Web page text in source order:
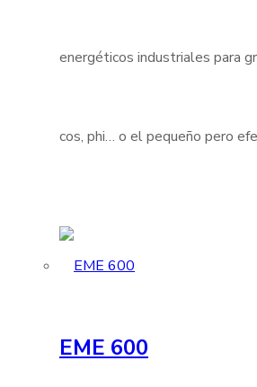
energéticos industriales para
cos, phi… o el pequeño pero
EME 600